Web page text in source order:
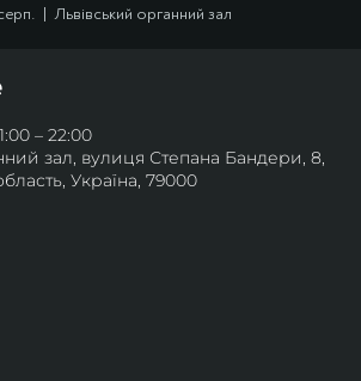
  |
Львівський органний зал
– 22:00
зал, вулиця Степана Бандери, 8,
Україна, 79000